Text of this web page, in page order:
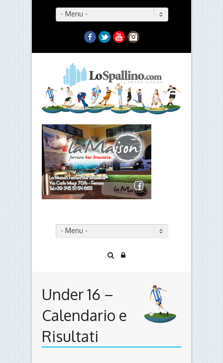
- Menu -
Facebook
TwitterYouTubeInstagram
- Menu -
Under 16 –
Calendario e
Risultati